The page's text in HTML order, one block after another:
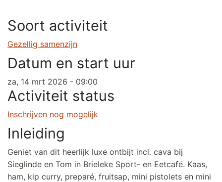
Soort activiteit
Gezellig samenzijn
Datum en start uur
za, 14 mrt 2026 - 09:00
Activiteit status
Inschrijven nog mogelijk
Inleiding
Geniet van dit heerlijk luxe ontbijt incl. cava bij
Sieglinde en Tom in Brieleke Sport- en Eetcafé. Kaas,
ham, kip curry, preparé, fruitsap, mini pistolets en mini